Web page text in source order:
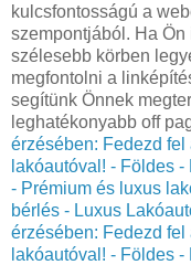
kulcsfontosságú a
szempontjából. Ha
szélesebb körben
megfontolni a
segítünk Önnek
leghatékonyabb off
érzésében: Fedezd
lakóautóval! - Földes
- Prémium és luxus
bérlés - Luxus
érzésében: Fedezd
lakóautóval! - Földes